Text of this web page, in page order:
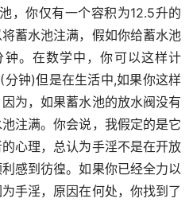
，你仅有一个容积为12.5升的
蓄水池注满，假如你给蓄水池
。在数学中，你可以这样计
钟)但是在生活中,如果你这样
为，如果蓄水池的放水阀没有
注满。你会说，我假定的是它
心理，总认为手淫不是在开放
感到彷徨。如果你已经全力以
手淫，原因在何处，你找到了